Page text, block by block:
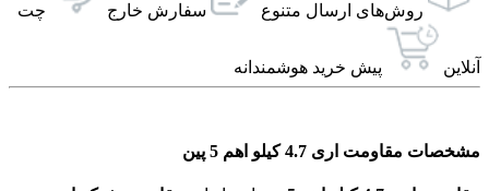
روش‌های ارسال‌ متنوع سفارش خارج چت
آنلاین پیش خرید هوشمندانه
مشخصات مقاومت اری 4.7 کیلو اهم 5 پین